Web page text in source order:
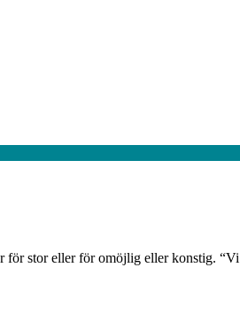
stor eller för omöjlig eller konstig.